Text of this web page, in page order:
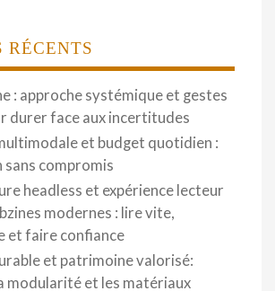
RÉCENTS
: approche systémique et gestes
durer face aux incertitudes
et budget quotidien :
sans compromis
headless et expérience lecteur
modernes : lire vite,
et faire confiance
et patrimoine valorisé:
modularité et les matériaux